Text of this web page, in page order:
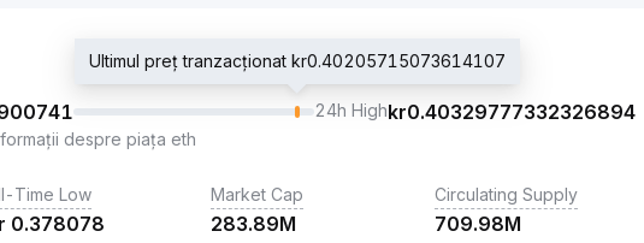
Ultimul preț tranzacționat kr0.40205715073614107
24h Highkr0.40329777332326894
despre piața eth
Time Low
0.378078
Market Cap
283.89M
Circulating Supply
709.98M